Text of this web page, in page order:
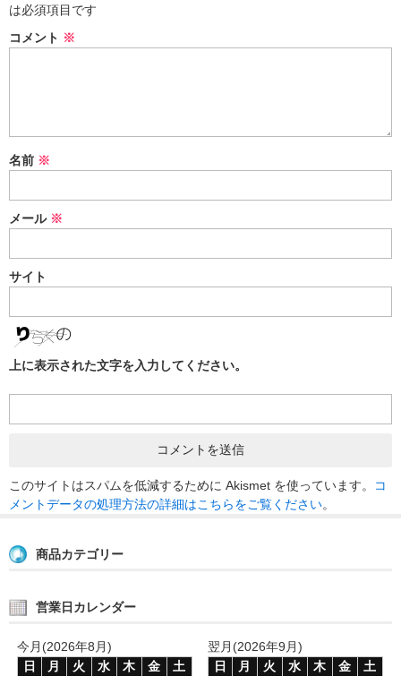
は必須項目です
コメント ※
名前 ※
メール ※
サイト
上に表示された文字を入力してください。
このサイトはスパムを低減するために Akismet を使っています。
コ
メントデータの処理方法の詳細はこちらをご覧ください。
商品カテゴリー
営業日カレンダー
今月(2026年8月)
日
月 火 水 木 金
土
翌月(2026年9月)
日
月 火 水 木 金
土